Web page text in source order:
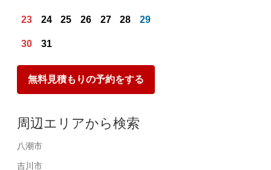
23 24 25 26 27 28 29
30 31
無料見積もりの予約をする
周辺エリアから検索
八潮市
吉川市